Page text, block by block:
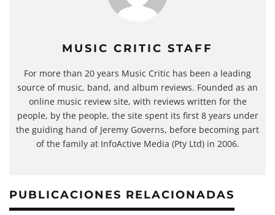
MUSIC CRITIC STAFF
For more than 20 years Music Critic has been a leading
source of music, band, and album reviews. Founded as an
online music review site, with reviews written for the
people, by the people, the site spent its first 8 years under
the guiding hand of Jeremy Governs, before becoming part
of the family at InfoActive Media (Pty Ltd) in 2006.
PUBLICACIONES RELACIONADAS